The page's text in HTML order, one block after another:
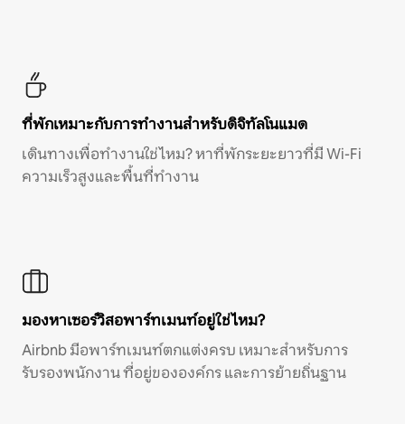
ที่พักเหมาะกับการทำงานสำหรับดิจิทัลโนแมด
เดินทางเพื่อทำงานใช่ไหม? หาที่พักระยะยาวที่มี Wi-Fi
ความเร็วสูงและพื้นที่ทำงาน
มองหาเซอร์วิสอพาร์ทเมนท์อยู่ใช่ไหม?
Airbnb มีอพาร์ทเมนท์ตกแต่งครบ เหมาะสำหรับการ
รับรองพนักงาน ที่อยู่ขององค์กร และการย้ายถิ่นฐาน